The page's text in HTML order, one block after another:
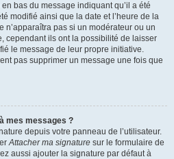
bas du message indiquant qu’il a été
modifié ainsi que la date et l’heure de la
n’apparaîtra pas si un modérateur ou un
cependant ils ont la possibilité de laisser
le message de leur propre initiative.
pas supprimer un message une fois que
mes messages ?
depuis votre panneau de l’utilisateur.
Attacher ma signature sur le formulaire de
aussi ajouter la signature par défaut à